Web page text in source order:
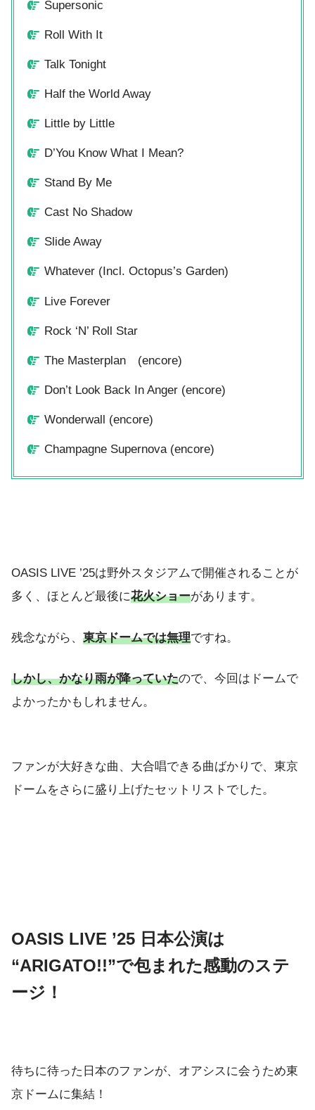
Supersonic
Roll With It
Talk Tonight
Half the World Away
Little by Little
D’You Know What I Mean?
Stand By Me
Cast No Shadow
Slide Away
Whatever (Incl. Octopus’s Garden)
Live Forever
Rock ‘N’ Roll Star
The Masterplan (encore)
Don’t Look Back In Anger (encore)
Wonderwall (encore)
Champagne Supernova (encore)
OASIS LIVE ’25は野外スタジアムで開催されることが
多く、ほとんど最後に花火ショーがあります。
残念ながら、 東京ドームでは無理ですね。
しかし、かなり雨が降っていたので、今回はドームで
よかったかもしれません。
ファンが大好きな曲、大合唱できる曲ばかりで、東京
ドームをさらに盛り上げたセットリストでした。
OASIS LIVE ’25 日本公演は
“ARIGATO!!”で包まれた感動のステ
ージ！
待ちに待った日本のファンが、オアシスに会うため東
京ドームに集結！